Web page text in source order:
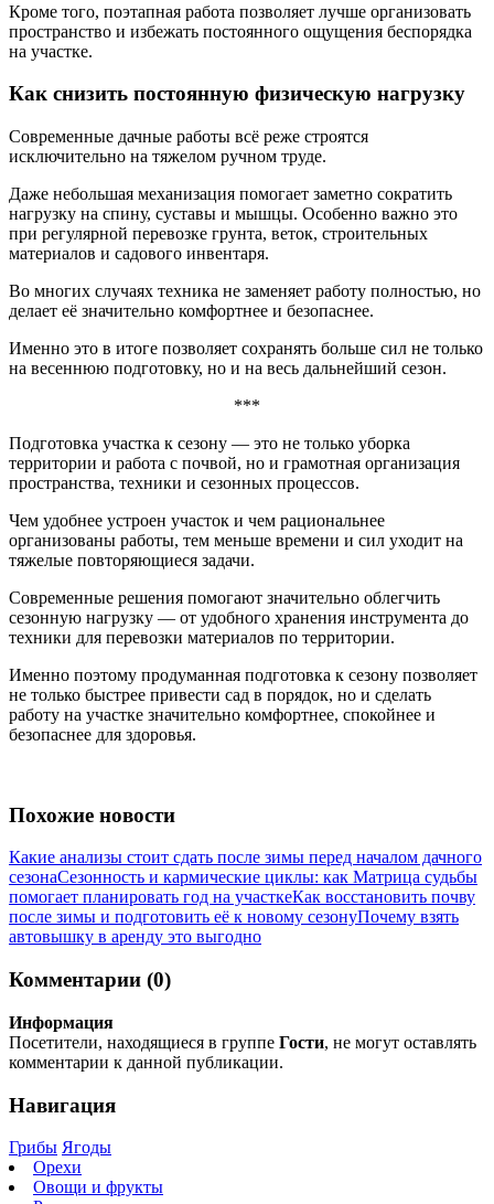
Кроме того, поэтапная работа позволяет лучше организовать
пространство и избежать постоянного ощущения беспорядка
на участке.
Как снизить постоянную физическую нагрузку
Современные дачные работы всё реже строятся
исключительно на тяжелом ручном труде.
Даже небольшая механизация помогает заметно сократить
нагрузку на спину, суставы и мышцы. Особенно важно это
при регулярной перевозке грунта, веток, строительных
материалов и садового инвентаря.
Во многих случаях техника не заменяет работу полностью, но
делает её значительно комфортнее и безопаснее.
Именно это в итоге позволяет сохранять больше сил не только
на весеннюю подготовку, но и на весь дальнейший сезон.
***
Подготовка участка к сезону — это не только уборка
территории и работа с почвой, но и грамотная организация
пространства, техники и сезонных процессов.
Чем удобнее устроен участок и чем рациональнее
организованы работы, тем меньше времени и сил уходит на
тяжелые повторяющиеся задачи.
Современные решения помогают значительно облегчить
сезонную нагрузку — от удобного хранения инструмента до
техники для перевозки материалов по территории.
Именно поэтому продуманная подготовка к сезону позволяет
не только быстрее привести сад в порядок, но и сделать
работу на участке значительно комфортнее, спокойнее и
безопаснее для здоровья.
Похожие новости
Какие анализы стоит сдать после зимы перед началом дачного
сезонаСезонность и кармические циклы: как Матрица судьбы
помогает планировать год на участкеКак восстановить почву
после зимы и подготовить её к новому сезонуПочему взять
автовышку в аренду это выгодно
Комментарии (0)
Информация
Посетители, находящиеся в группе Гости, не могут оставлять
комментарии к данной публикации.
Навигация
Грибы Ягоды
Орехи
Овощи и фрукты